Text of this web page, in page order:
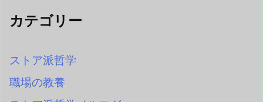
カテゴリー
ストア派哲学
職場の教養